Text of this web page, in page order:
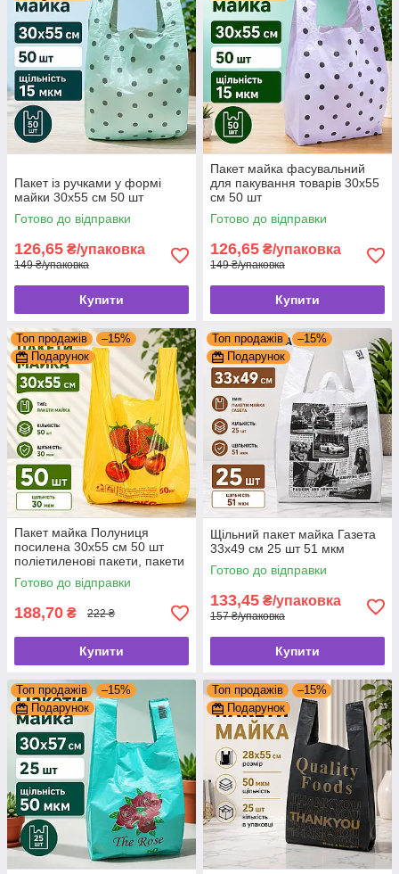
Пакет із ручками у формі
майки 30x55 см 50 шт
Готово до відправки
126,65 ₴/упаковка
149 ₴/упаковка
Купити
Пакет майка фасувальний
для пакування товарів 30x55
см 50 шт
Готово до відправки
126,65 ₴/упаковка
149 ₴/упаковка
Купити
Топ продажів
–15%
Подарунок
Пакет майка Полуниця
посилена 30х55 см 50 шт
поліетиленові пакети, пакети
з малюнком
Готово до відправки
188,70 ₴ 222 ₴
Купити
Топ продажів
–15%
Подарунок
Щільний пакет майка Газета
33x49 см 25 шт 51 мкм
Готово до відправки
133,45 ₴/упаковка
157 ₴/упаковка
Купити
Топ продажів
–15%
Подарунок
Топ продажів
–15%
Подарунок